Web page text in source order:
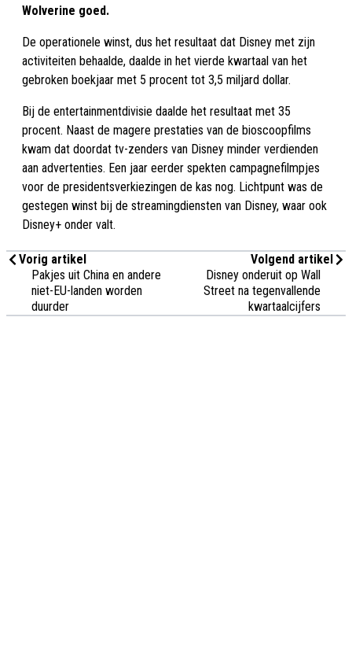
Wolverine goed.
De operationele winst, dus het resultaat dat Disney met zijn
activiteiten behaalde, daalde in het vierde kwartaal van het
gebroken boekjaar met 5 procent tot 3,5 miljard dollar.
Bij de entertainmentdivisie daalde het resultaat met 35
procent. Naast de magere prestaties van de bioscoopfilms
kwam dat doordat tv-zenders van Disney minder verdienden
aan advertenties. Een jaar eerder spekten campagnefilmpjes
voor de presidentsverkiezingen de kas nog. Lichtpunt was de
gestegen winst bij de streamingdiensten van Disney, waar ook
Disney+ onder valt.
Vorig artikel
Pakjes uit China en andere
niet-EU-landen worden
duurder
Volgend artikel
Disney onderuit op Wall
Street na tegenvallende
kwartaalcijfers